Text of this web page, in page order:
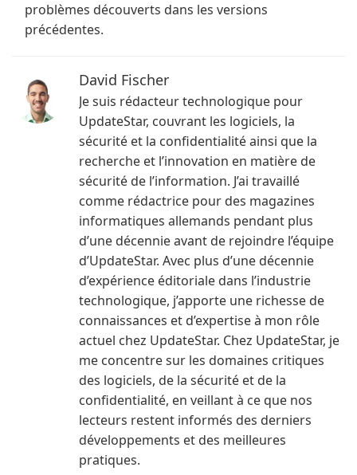
problèmes découverts dans les versions
précédentes.
David Fischer
Je suis rédacteur technologique pour
UpdateStar, couvrant les logiciels, la
sécurité et la confidentialité ainsi que la
recherche et l’innovation en matière de
sécurité de l’information. J’ai travaillé
comme rédactrice pour des magazines
informatiques allemands pendant plus
d’une décennie avant de rejoindre l’équipe
d’UpdateStar. Avec plus d’une décennie
d’expérience éditoriale dans l’industrie
technologique, j’apporte une richesse de
connaissances et d’expertise à mon rôle
actuel chez UpdateStar. Chez UpdateStar, je
me concentre sur les domaines critiques
des logiciels, de la sécurité et de la
confidentialité, en veillant à ce que nos
lecteurs restent informés des derniers
développements et des meilleures
pratiques.